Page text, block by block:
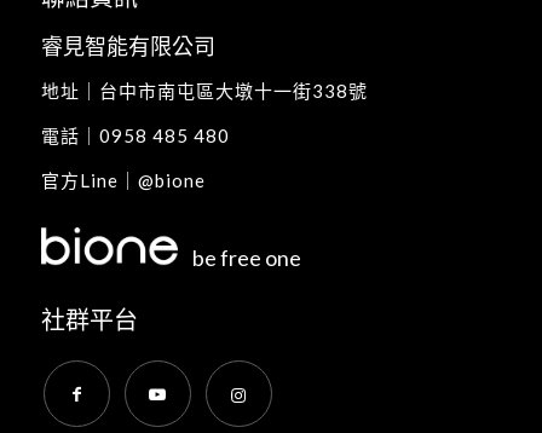
睿見智能有限公司
地址｜ 台中市南屯區大墩十一街338號
電話｜ 0958 485 480
官方Line｜ @bione
be free one
社群平台